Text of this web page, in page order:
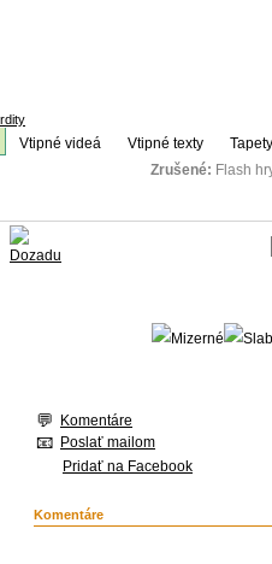
Vtipné videá Vtipné texty
Zrušené: Flash
Komentáre
Poslať mailom
Pridať na Facebook
Komentáre